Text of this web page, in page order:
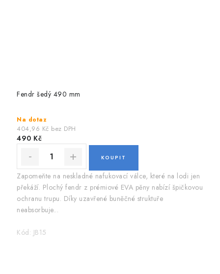
Fendr šedý 490 mm
Na dotaz
404,96 Kč bez DPH
490 Kč
Zapomeňte na neskladné nafukovací válce, které na lodi jen
překáží. Plochý fendr z prémiové EVA pěny nabízí špičkovou
ochranu trupu. Díky uzavřené buněčné struktuře
neabsorbuje...
Kód: JB15